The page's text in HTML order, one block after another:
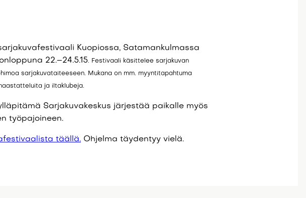
Kuopiossa, Satamankulmassa
22.–24.5.15. Festivaali käsittelee sarjakuvan
sarjakuvataiteeseen. Mukana on mm. myyntitapahtuma
ja iltaklubeja.
Sarjakuvakeskus järjestää paikalle myös
työpajoineen.
täällä. Ohjelma täydentyy vielä.